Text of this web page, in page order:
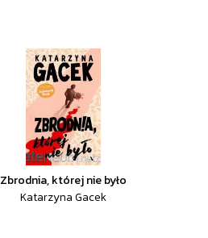
Zbrodnia, której nie było
Katarzyna Gacek